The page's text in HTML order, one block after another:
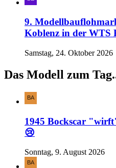
9.
Koblenz in der WTS
Samstag, 24. Oktober 2026
Das Modell zum
1945 Bockscar
😢
Sonntag, 9. August 2026